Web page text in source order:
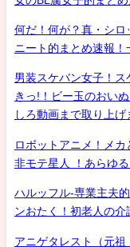
何だ！何が？真・シ
ニート的まとめ速報！
男装スケバン女子！
きっ!！ビー玉のおい
しろ動画まで取り上げ
ロボットアニメ！メカ
非モテ星人 ！あらゆ
ハルッフル-専業主夫
ンおたく！初老人の
アニゲタレスト（元